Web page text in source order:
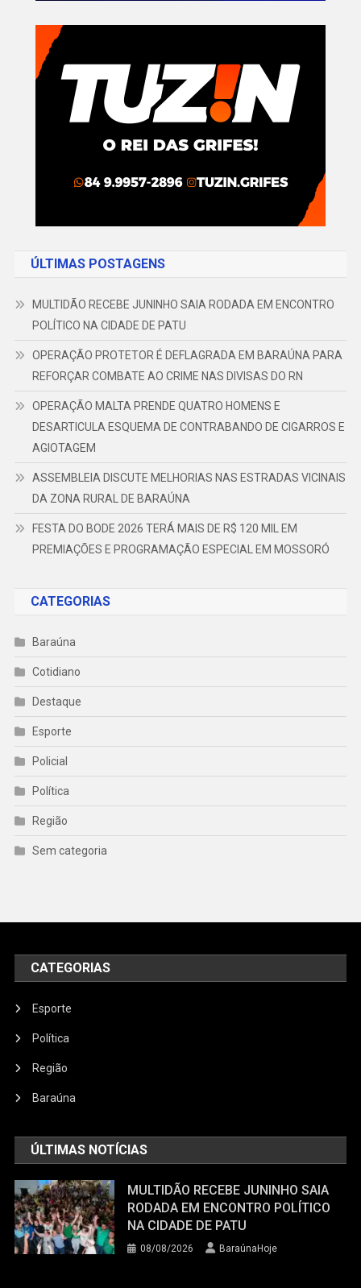
ÚLTIMAS POSTAGENS
MULTIDÃO RECEBE JUNINHO SAIA RODADA EM ENCONTRO
POLÍTICO NA CIDADE DE PATU
OPERAÇÃO PROTETOR É DEFLAGRADA EM BARAÚNA PARA
REFORÇAR COMBATE AO CRIME NAS DIVISAS DO RN
OPERAÇÃO MALTA PRENDE QUATRO HOMENS E
DESARTICULA ESQUEMA DE CONTRABANDO DE CIGARROS E
AGIOTAGEM
ASSEMBLEIA DISCUTE MELHORIAS NAS ESTRADAS VICINAIS
DA ZONA RURAL DE BARAÚNA
FESTA DO BODE 2026 TERÁ MAIS DE R$ 120 MIL EM
PREMIAÇÕES E PROGRAMAÇÃO ESPECIAL EM MOSSORÓ
CATEGORIAS
Baraúna
Cotidiano
Destaque
Esporte
Policial
Política
Região
Sem categoria
CATEGORIAS
Esporte
Política
Região
Baraúna
ÚLTIMAS NOTÍCIAS
MULTIDÃO RECEBE JUNINHO SAIA
RODADA EM ENCONTRO POLÍTICO
NA CIDADE DE PATU
08/08/2026 BaraúnaHoje